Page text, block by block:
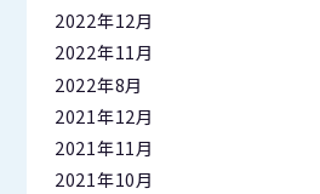
2022年12月
2022年11月
2022年8月
2021年12月
2021年11月
2021年10月